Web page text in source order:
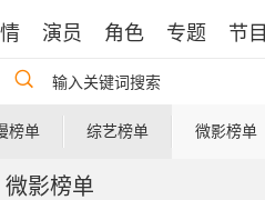
演员 角色 专题 节目
输入关键词搜索
榜单 综艺榜单 微影榜单
微影榜单